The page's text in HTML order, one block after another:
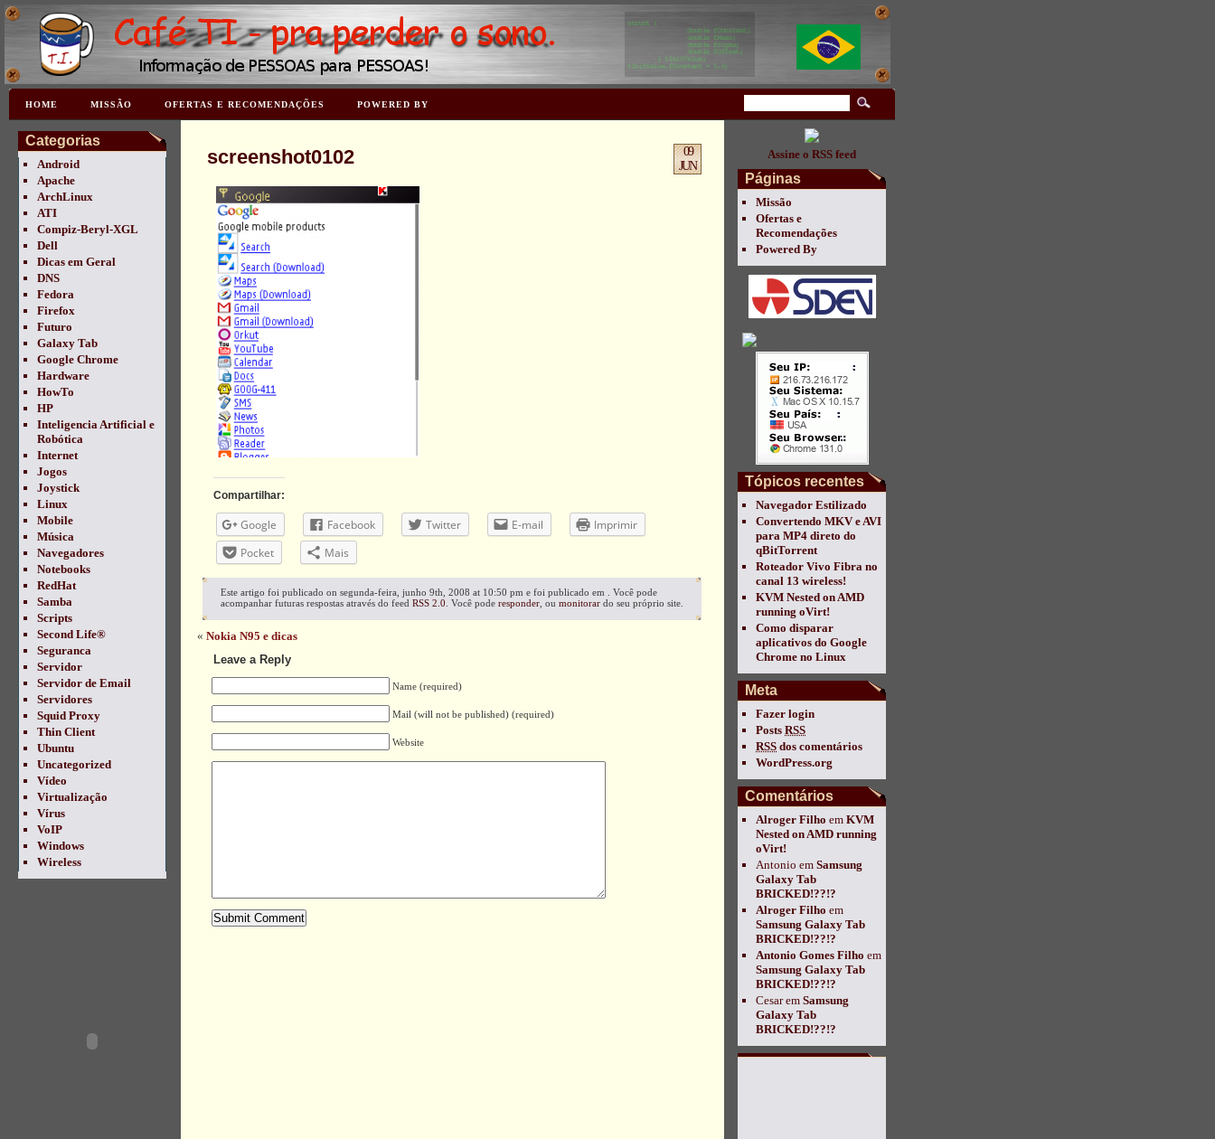
HOME MISSÃO OFERTAS E RECOMENDAÇÕES POWERED BY
Categorias
Android
Apache
ArchLinux
ATI
Compiz-Beryl-XGL
Dell
Dicas em Geral
DNS
Fedora
Firefox
Futuro
Galaxy Tab
Google Chrome
Hardware
HowTo
HP
Inteligencia Artificial e
Robótica
Internet
Jogos
Joystick
Linux
Mobile
Música
Navegadores
Notebooks
RedHat
Samba
Scripts
Second Life®
Seguranca
Servidor
Servidor de Email
Servidores
Squid Proxy
Thin Client
Ubuntu
Uncategorized
Vídeo
Virtualização
Vírus
VoIP
Windows
Wireless
Assine o RSS feed
Páginas
Missão
Ofertas e
Recomendações
Powered By
Tópicos recentes
Navegador Estilizado
Convertendo MKV e AVI
para MP4 direto do
qBitTorrent
Roteador Vivo Fibra no
canal 13 wireless!
KVM Nested on AMD
running oVirt!
Como disparar
aplicativos do Google
Chrome no Linux
Meta
Fazer login
Posts RSS
RSS dos comentários
WordPress.org
Comentários
Alroger Filho em KVM
Nested on AMD running
oVirt!
Antonio em Samsung
Galaxy Tab
BRICKED!??!?
Alroger Filho em
Samsung Galaxy Tab
BRICKED!??!?
Antonio Gomes Filho em
Samsung Galaxy Tab
BRICKED!??!?
Cesarem Samsung
Galaxy Tab
BRICKED!??!?
09
JUN
screenshot0102
Compartilhar:
Google Facebook Twitter E-mail
Imprimir
Pocket
Mais
Este artigo foi publicado on segunda-feira, junho 9th, 2008 at 10:50 pm e foi publicado em . Você pode
acompanhar futuras respostas através do feed RSS 2.0 . Você pode responder, ou monitorardo seu próprio site.
« Nokia N95 e dicas
Leave a Reply
Name (required)
Mail (will not be published) (required)
Website